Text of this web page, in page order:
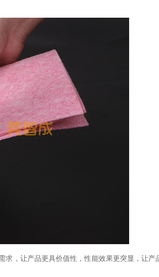
，让产品更具价值性，性能效果更突显，让产